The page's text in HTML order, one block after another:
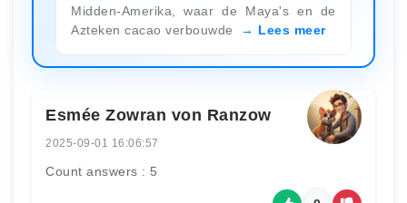
Midden-Amerika, waar de Maya's en de
Azteken cacao verbouwde
Lees meer
Esmée Zowran von Ranzow
2025-09-01 16:06:57
Count answers : 5